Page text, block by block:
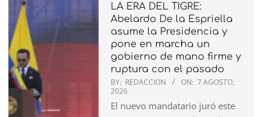
LA ERA DEL TIGRE:
Abelardo De la Espriella
asume la Presidencia y
pone en marcha un
gobierno de mano firme y
ruptura con el pasado
BY: REDACCION ON: 7 AGOSTO,
2026
El nuevo mandatario juró este